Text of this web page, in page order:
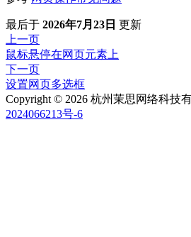
最后于 2026年7月23日 更新
上一页
鼠标悬停在网页元素上
下一页
设置网页多选框
Copyright © 2026 杭州茉思网络科技
2024066213号-6